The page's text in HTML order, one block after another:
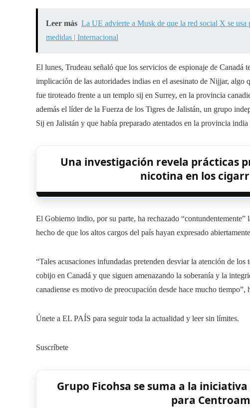
Leer más La UE advierte a Musk de que la red social X se usa
medidas | Internacional
El lunes, Trudeau señaló que los servicios de espionaje de Canadá
implicación de las autoridades indias en el asesinato de Nijjar,
fue tiroteado frente a un templo sij en Surrey, en la provincia
además el líder de la Fuerza de los Tigres de Jalistán, un grupo
Sij en Jalistán y que había preparado atentados en la provincia india
Una investigación revela prácticas
nicotina en los
El Gobierno indio, por su parte, ha rechazado “contundentemente”
hecho de que los altos cargos del país hayan expresado
“Tales acusaciones infundadas pretenden desviar la atención de
cobijo en Canadá y que siguen amenazando la soberanía y la
canadiense es motivo de preocupación desde hace mucho tiempo”,
Únete a EL PAÍS para seguir toda la actualidad y leer sin límites.
Suscríbete
Grupo Ficohsa se suma a la
para